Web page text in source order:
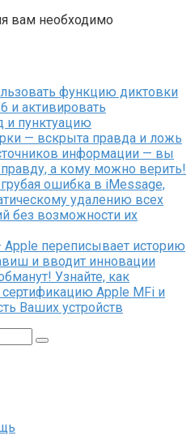
вам необходимо
функцию диктовки
и активировать
и пунктуацию
— вскрыта правда и ложь
информации — вы
правду, а кому можно верить!
ошибка в iMessage,
удалению всех
без возможности их
переписывает историю
и вводит инновации
Узнайте, как
сертификацию Apple MFi и
Ваших устройств